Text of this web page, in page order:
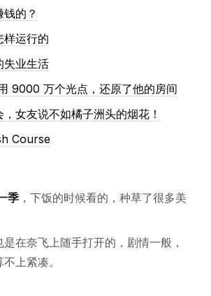
的？
样运行的
失业生活
9000 万个光点，还原了他的房间
女友说不如橘子洲头的烟花！
Course
季 ，下饭的时候看的，种草了很多美
是在奈飞上随手打开的，剧情一般，
上紧凑。